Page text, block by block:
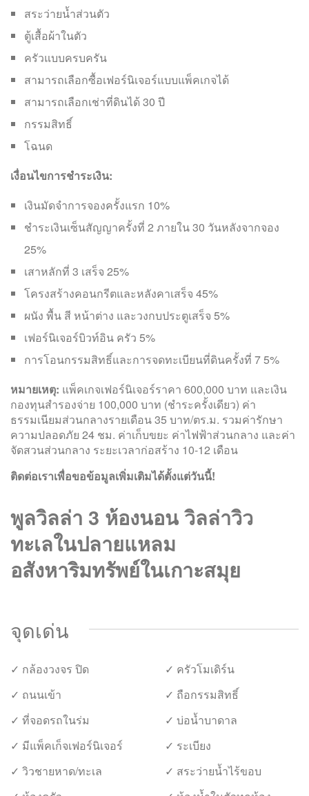
สระว่ายน้ำส่วนตัว
ตู้เสื้อผ้าในตัว
ครัวแบบครบครัน
สามารถเลือกซื้อเฟอร์นิเจอร์แบบแพ็คเกจได้
สามารถเลือกเช่าที่ดินได้ 30 ปี
กรรมสิทธิ์
โฉนด
เงื่อนไขการชำระเงิน:
เงินมัดจำการจองครั้งแรก 10%
ชำระเงินเซ็นสัญญาครั้งที่ 2 ภายใน 30 วันหลังจากจอง
25%
เสาหลักที่ 3 เสร็จ 25%
โครงสร้างคอนกรีตและหลังคาเสร็จ 45%
ผนัง พื้น สี หน้าต่าง และวงกบประตูเสร็จ 5%
เฟอร์นิเจอร์บิวท์อิน ครัว 5%
การโอนกรรมสิทธิ์และการจดทะเบียนที่ดินครั้งที่ 7 5%
หมายเหตุ: แพ็คเกจเฟอร์นิเจอร์ราคา 600,000 บาท และเงิน
กองทุนสำรองจ่าย 100,000 บาท (ชำระครั้งเดียว) ค่า
ธรรมเนียมส่วนกลางรายเดือน 35 บาท/ตร.ม. รวมค่ารักษา
ความปลอดภัย 24 ชม. ค่าเก็บขยะ ค่าไฟฟ้าส่วนกลาง และค่า
จัดสวนส่วนกลาง ระยะเวลาก่อสร้าง 10-12 เดือน
ติดต่อเราเพื่อขอข้อมูลเพิ่มเติมได้ตั้งแต่วันนี้!
พูลวิลล่า 3 ห้องนอน วิลล่าวิว
ทะเลในปลายแหลม
อสังหาริมทรัพย์ในเกาะสมุย
จุดเด่น
✓ กล้องวงจร ปิด
✓ ครัวโมเดิร์น
✓ ถนนเข้า
✓ ถือกรรมสิทธิ์
✓ ที่จอดรถในร่ม
✓ บ่อน้ำบาดาล
✓ มีแพ็คเก็จเฟอร์นิเจอร์
✓ ระเบียง
✓ วิวชายหาด/ทะเล
✓ สระว่ายน้ำไร้ขอบ